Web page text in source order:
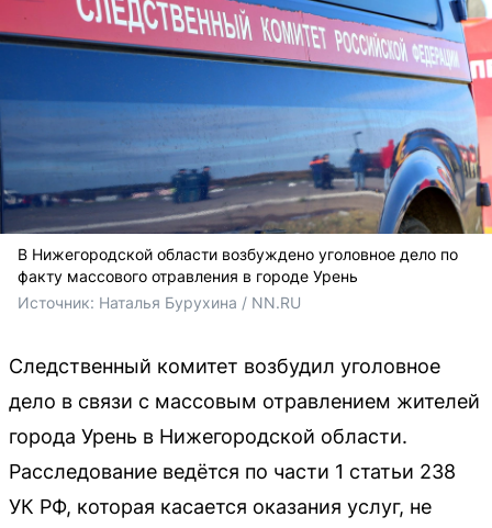
В Нижегородской области возбуждено уголовное дело по
факту массового отравления в городе Урень
Источник: Наталья Бурухина / NN.RU
Следственный комитет возбудил уголовное
дело в связи с массовым отравлением жителей
города Урень в Нижегородской области.
Расследование ведётся по части 1 статьи 238
УК РФ, которая касается оказания услуг, не